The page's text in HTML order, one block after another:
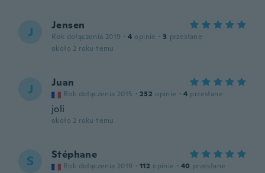
J Jensen
Rok dołączenia 2019 · 4 opinie · 3 przesłane
około 2 roku temu
J Juan
Rok dołączenia 2015 · 232 opinie · 4 przesłane
joli
około 2 roku temu
S Stéphane
Rok dołączenia 2019 · 112 opinie · 40 przesłane